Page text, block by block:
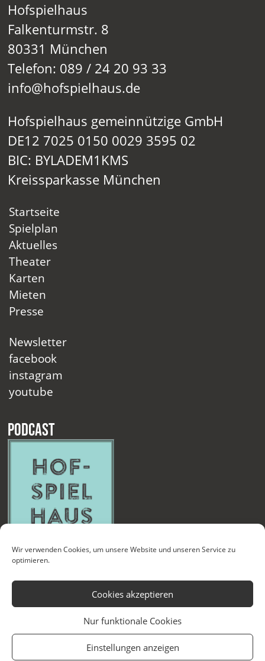
Wir verwenden Cookies, um unsere Website und unseren Service zu
optimieren.
Cookies akzeptieren
Nur funktionale Cookies
Einstellungen anzeigen
Hofspielhaus
Falkenturmstr. 8
80331 München
Telefon: 089 / 24 20 93 33
info@hofspielhaus.de
Hofspielhaus gemeinnützige GmbH
DE12 7025 0150 0029 3595 02
BIC: BYLADEM1KMS
Kreissparkasse München
Startseite
Spielplan
Aktuelles
Theater
Karten
Mieten
Presse
Newsletter
facebook
instagram
youtube
Podcast
Kontakt Newsletter Datenschutzerklärung Impressum